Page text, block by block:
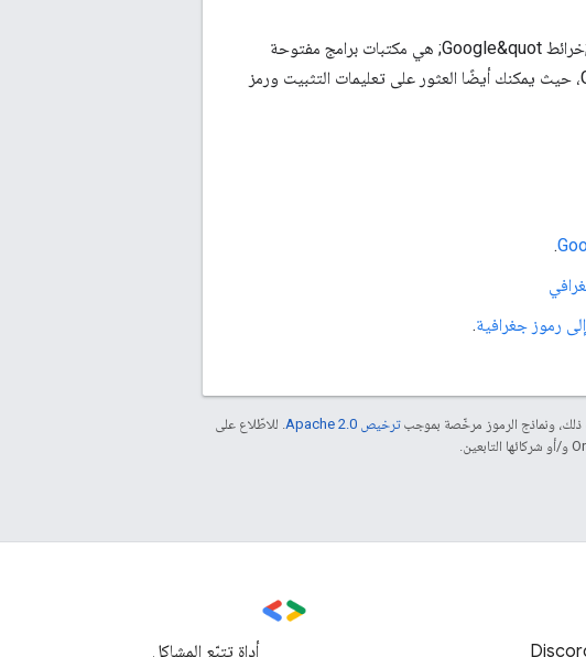
إنّ Java Client وPython Client وGo Client وNode.js Client لخدمات &quot;خرائط Google&quot; هي مكتبات برامج مفتوحة
. يمكنك تنزيلها من GitHub، حيث يمكنك أيضًا العثور على تعليمات التثبيت ورمز
.
رموز جغرافية.
ونماذج الرموز مرخّصة بموجبترخيص Apache 2.0‏
. للاطّلاع على
أداة تتبّع المشاكل